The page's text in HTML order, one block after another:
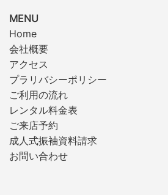
MENU
Home
会社概要
アクセス
プラリバシーポリシー
ご利用の流れ
レンタル料金表
ご来店予約
成人式振袖資料請求
お問い合わせ